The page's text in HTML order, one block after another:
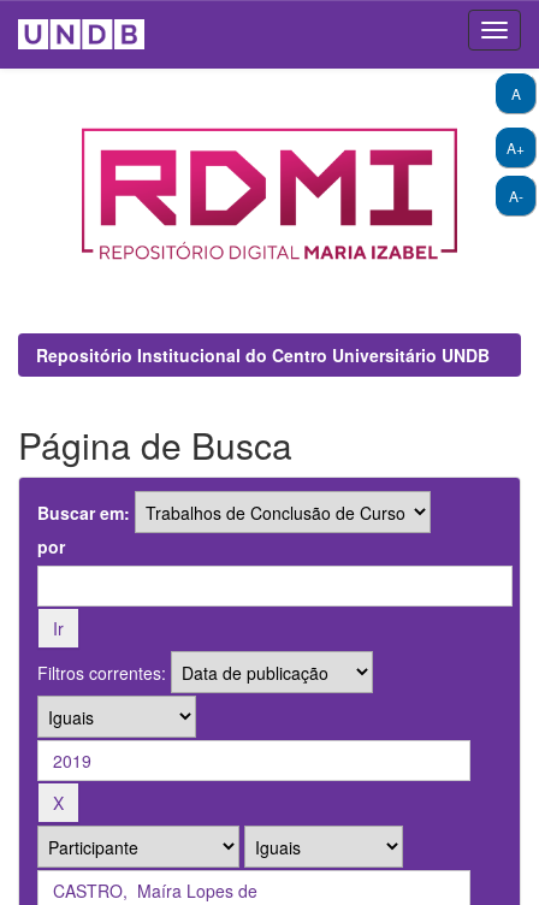
A+
A-
A
Repositório Institucional do Centro Universitário UNDB
Página de Busca
Buscar em:
por
Filtros correntes: